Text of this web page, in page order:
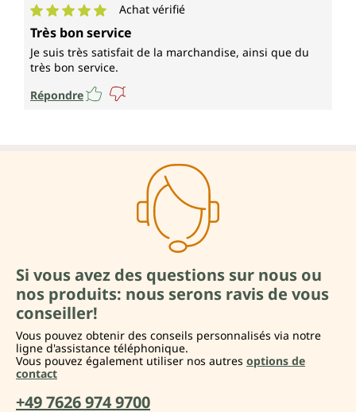
Note moyenne de 5 sur 5 étoiles
Achat vérifié
Très bon service
Je suis très satisfait de la marchandise, ainsi que du
très bon service.
Répondre
Si vous avez des questions sur nous ou
nos produits: nous serons ravis de vous
conseiller!
Vous pouvez obtenir des conseils personnalisés via notre
ligne d'assistance téléphonique.
Vous pouvez également utiliser nos autres options de
contact
+49 7626 974 9700